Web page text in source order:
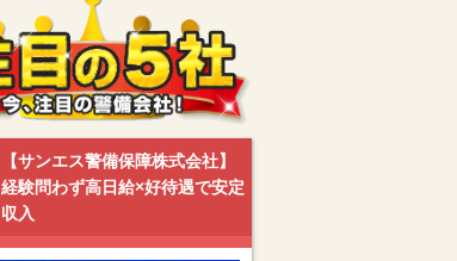
【サンエス警備保障株式会社】
経験問わず高日給×好待遇で安定
収入